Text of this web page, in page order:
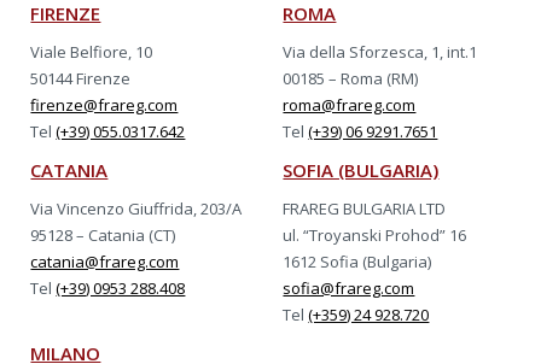
FIRENZE
Viale Belfiore, 10
50144 Firenze
firenze@frareg.com
Tel(+39) 055.0317.642
ROMA
Via della Sforzesca, 1, int.1
00185 – Roma (RM)
roma@frareg.com
Tel(+39) 06 9291.7651
CATANIA
Via Vincenzo Giuffrida, 203/A
95128 – Catania (CT)
catania@frareg.com
Tel(+39) 0953 288.408
SOFIA (BULGARIA)
FRAREG BULGARIA LTD
ul. “Troyanski Prohod” 16
1612 Sofia (Bulgaria)
sofia@frareg.com
Tel(+359) 24 928.720
MILANO